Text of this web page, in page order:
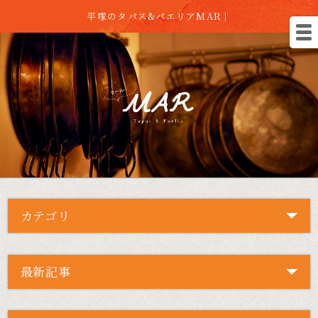
平塚のタパス&パエリアMAR｜
カテゴリ
最新記事